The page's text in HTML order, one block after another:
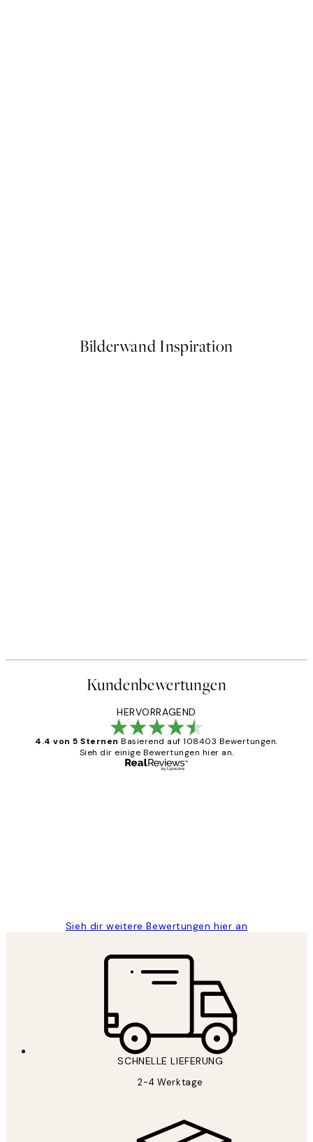
Bilderwand Inspiration
Kundenbewertungen
HERVORRAGEND
4.4 von 5 Sternen Basierend auf 108403 Bewertungen.
Sieh dir einige Bewertungen hier an.
Sieh dir weitere Bewertungen hier an
SCHNELLE LIEFERUNG
2-4 Werktage